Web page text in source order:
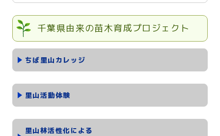
千葉県由来の苗木育成プロジェクト
ちば里山カレッジ
里山活動体験
里山林活性化による